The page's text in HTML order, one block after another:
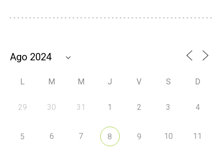
L M M J V S D
29 30 31 1 2 3 4
5 6 7 8 9 10 11